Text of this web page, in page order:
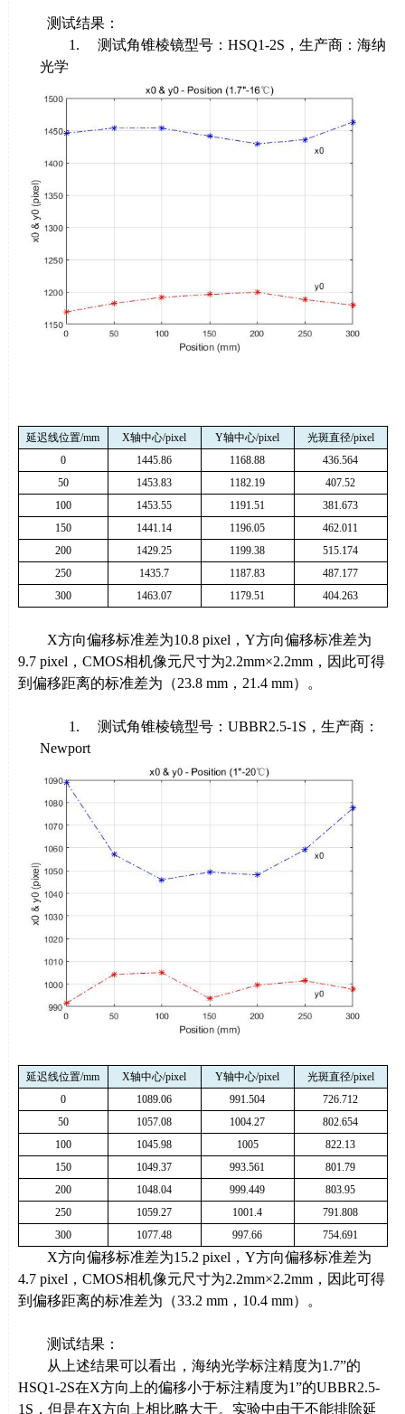
测试结果：
1. 测试角锥棱镜型号： HSQ1-2S ，生产商：海纳
光学
延迟线位置/mm X轴中心/pixel Y轴中心/pixel 光斑直径/pixel
0
1445.86 1168.88
436.564
50
1453.83 1182.19
407.52
100
1453.55 1191.51
381.673
150
1441.14 1196.05
462.011
200
1429.25 1199.38
515.174
250
1435.7 1187.83
487.177
300
1463.07 1179.51 404.263
X方向偏移标准差为10.8 pixel， Y方向偏移标准差为
9.7 pixel， CMOS相机像元尺寸为2.2mm×2.2mm，因此可得
到偏移距离的标准差为（23.8mm， 21.4mm）。
1. 测试角锥棱镜型号： UBBR2.5-1S ，生产商：
Newport
延迟线位置/mm X轴中心/pixel Y轴中心/pixel 光斑直径/pixel
0
1089.06 991.504
726.712
50
1057.08 1004.27
802.654
100
1045.98 1005
822.13
150
1049.37 993.561
801.79
200
1048.04 999.449
803.95
250
1059.27 1001.4
791.808
300
1077.48 997.66 754.691
X方向偏移标准差为15.2 pixel ， Y方向偏移标准差为
4.7 pixel ， CMOS相机像元尺寸为2.2mm×2.2mm，因此可得
到偏移距离的标准差为（33.2 mm， 10.4mm）。
测试结果：
从上述结果可以看出，海纳光学标注精度为1.7”的
HSQ1-2S在X方向上的偏移小于标注精度为1”的UBBR2.5-
1S ，但是在X方向上相比略大于。实验中由于不能排除延